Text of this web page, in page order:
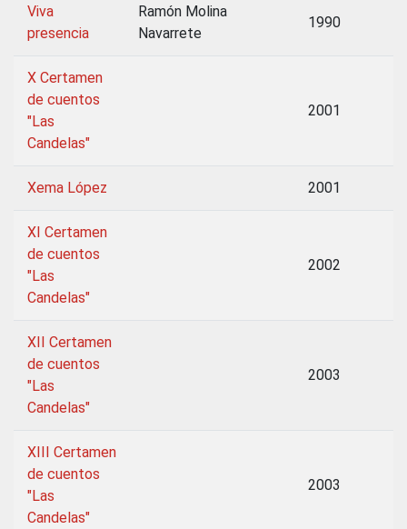
Viva
presencia
Ramón Molina
Navarrete
1990
X Certamen
de cuentos
"Las
Candelas"
2001
Xema López 2001
XI Certamen
de cuentos
"Las
Candelas"
2002
XII Certamen
de cuentos
"Las
Candelas"
2003
XIII Certamen
de cuentos
"Las
Candelas"
2003